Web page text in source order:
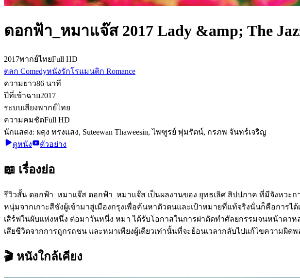
ดอกฟ้า_หมาแจ๊ส 2017 Lady &amp; The
2017พากย์ไทยFull HD
ตลก Comedyหนังรักโรแมนติก Romance
ความยาว86 นาที
ปีที่เข้าฉาย2017
ระบบเสียงพากย์ไทย
ความคมชัดFull HD
นักแสดง: ผดุง ทรงแสง, Suteewan Thaweesin, ไพฑูรย์ พุ่มรัตน์, กรภพ จันทร์เจริญ
ดูหนัง
ตัวอย่าง
📖 เรื่องย่อ
รีวิวสั้น ดอกฟ้า_หมาแจ๊ส ดอกฟ้า_หมาแจ๊ส เป็นผลงานของ ยุทธเลิศ สิปปภาค ที่มีจังหวะกา
หนุ่มจากเกาะสีชังผู้เข้ามาสู่เมืองกรุงเพื่อค้นหาตัวตนและเป้าหมายที่แท้จริงนั่นก็คือการไ
เสิร์ฟในผับแห่งหนึ่ง ต่อมาวันหนึ่ง หมา ได้รับโอกาสในการผ่าตัดทำศัลยกรรมจนหน้าตาห
เสียชีวิตจากการถูกรถชน และหมาเพียงผู้เดียวเท่านั้นที่จะย้อนเวลากลับไปแก้ไขความผิด
🎬 หนังใกล้เคียง